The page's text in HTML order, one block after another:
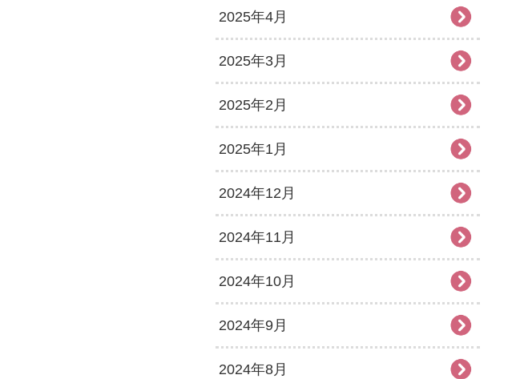
2025年4月
2025年3月
2025年2月
2025年1月
2024年12月
2024年11月
2024年10月
2024年9月
2024年8月